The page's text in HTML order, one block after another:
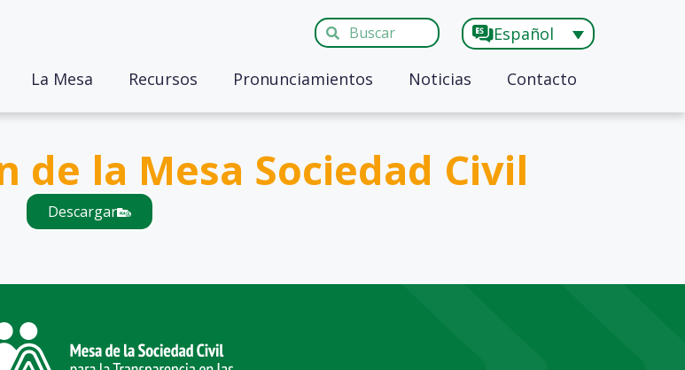
Español
La Mesa Recursos Pronunciamientos Noticias Contacto
de la Mesa Sociedad Civil
Descargar